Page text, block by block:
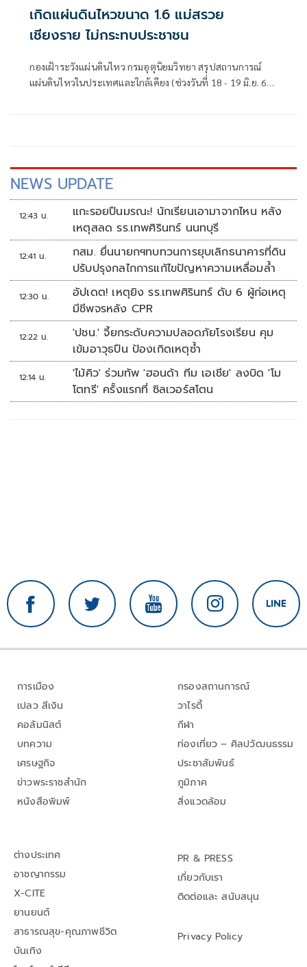
เกิดแผ่นดินไหวขนาด 1.6 แม่สรวย
เชียงราย ไม่กระทบประชาชน
กองเฝ้าระวังแผ่นดินไหว กรมอุตุนิยมวิทยา สรุปสถานการณ์
แผ่นดินไหวในประเทศและใกล้เคียง (ช่วงวันที่ 18 - 19 มิ.ย. 69)
NEWS UPDATE
12:43 น.
แกะรอยปืนมรณะ! นักเรียนเอามาจากไหน หลัง
เหตุสลด รร.เทพศิรินทร์ นนทบุรี
12:41 น.
กสม. ยื่นนายกฯทบทวนการยุบเลิกธนาคารที่ดิน
ปรับปรุงกลไกการแก้ไขปัญหาความเหลื่อมล้ำ
12:30 น.
อัปเดต! เหตุยิง รร.เทพศิรินทร์ ดับ 6 ผู้ก่อเหตุ
มีชีพจรหลัง CPR
12:22 น.
'ปชน.' จี้ยกระดับความปลอดภัยโรงเรียน คุม
เข้มอาวุธปืน ป้องเกิดเหตุซ้ำ
12:14 น.
'ไม้คิว' ร่วมทัพ 'ฮอนด้า ทีม เอเชีย' ลงบิด 'โม
โตทรี' ครั้งแรกที่ ซิลเวอร์สโตน
การเมือง
เปลว สีเงิน
คอลัมนิสต์
บทความ
เศรษฐกิจ
ข่าวพระราชสำนัก
หนังสือพิมพ์
กรองสถานการณ์
วาไรตี้
กีฬา
ท่องเที่ยว – ศิลปวัฒนธรรม
ประชาสัมพันธ์
ภูมิภาค
สิ่งแวดล้อม
ต่างประเทศ
อาชญากรรม
X-CITE
ยานยนต์
สาธารณสุข-คุณภาพชีวิต
บันเทิง
PR & PRESS
เกี่ยวกับเรา
ติดต่อและ สนับสนุน
Privacy Policy